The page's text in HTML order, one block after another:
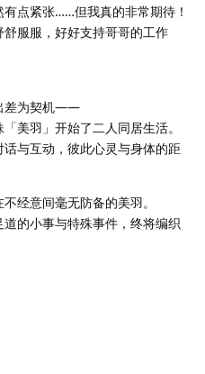
有点紧张……但我真的非常期待！
服服，好好支持哥哥的工作
差为契机——
美羽」开始了二人同居生活。
与互动，彼此心灵与身体的距
经意间毫无防备的美羽。
的小事与特殊事件，终将编织